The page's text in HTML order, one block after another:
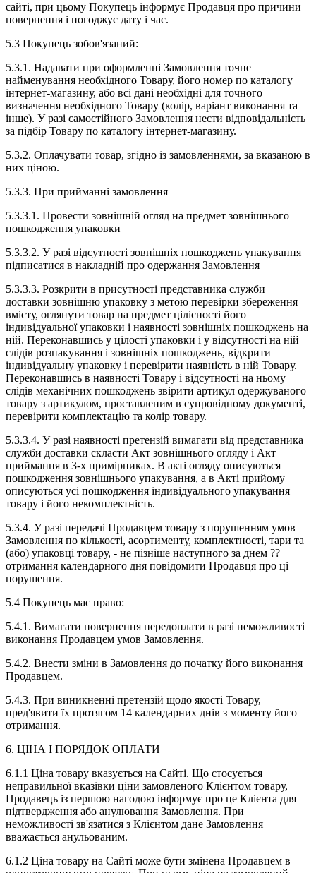
сайті, при цьому Покупець інформує Продавця про причини
повернення і погоджує дату і час.
5.3 Покупець зобов'язаний:
5.3.1. Надавати при оформленні Замовлення точне
найменування необхідного Товару, його номер по каталогу
інтернет-магазину, або всі дані необхідні для точного
визначення необхідного Товару (колір, варіант виконання та
інше). У разі самостійного Замовлення нести відповідальність
за підбір Товару по каталогу інтернет-магазину.
5.3.2. Оплачувати товар, згідно із замовленнями, за вказаною в
них ціною.
5.3.3. При прийманні замовлення
5.3.3.1. Провести зовнішній огляд на предмет зовнішнього
пошкодження упаковки
5.3.3.2. У разі відсутності зовнішніх пошкоджень упакування
підписатися в накладній про одержання Замовлення
5.3.3.3. Розкрити в присутності представника служби
доставки зовнішню упаковку з метою перевірки збереження
вмісту, оглянути товар на предмет цілісності його
індивідуальної упаковки і наявності зовнішніх пошкоджень на
ній. Переконавшись у цілості упаковки і у відсутності на ній
слідів розпакування і зовнішніх пошкоджень, відкрити
індивідуальну упаковку і перевірити наявність в ній Товару.
Переконавшись в наявності Товару і відсутності на ньому
слідів механічних пошкоджень звірити артикул одержуваного
товару з артикулом, проставленим в супровідному документі,
перевірити комплектацію та колір товару.
5.3.3.4. У разі наявності претензій вимагати від представника
служби доставки скласти Акт зовнішнього огляду і Акт
приймання в 3-х примірниках. В акті огляду описуються
пошкодження зовнішнього упакування, а в Акті прийому
описуються усі пошкодження індивідуального упакування
товару і його некомплектність.
5.3.4. У разі передачі Продавцем товару з порушенням умов
Замовлення по кількості, асортименту, комплектності, тари та
(або) упаковці товару, - не пізніше наступного за днем ??
отримання календарного дня повідомити Продавця про ці
порушення.
5.4 Покупець має право:
5.4.1. Вимагати повернення передоплати в разі неможливості
виконання Продавцем умов Замовлення.
5.4.2. Внести зміни в Замовлення до початку його виконання
Продавцем.
5.4.3. При виникненні претензій щодо якості Товару,
пред'явити їх протягом 14 календарних днів з моменту його
отримання.
6. ЦІНА І ПОРЯДОК ОПЛАТИ
6.1.1 Ціна товару вказується на Сайті. Що стосується
неправильної вказівки ціни замовленого Клієнтом товару,
Продавець із першою нагодою інформує про це Клієнта для
підтвердження або анулювання Замовлення. При
неможливості зв'язатися з Клієнтом дане Замовлення
вважається анульованим.
6.1.2 Ціна товару на Сайті може бути змінена Продавцем в